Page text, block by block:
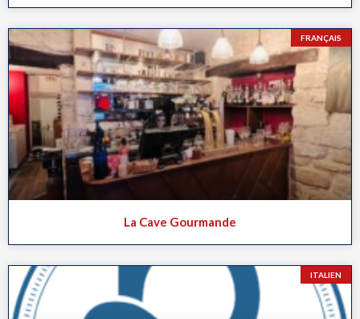
FRANÇAIS
La Cave Gourmande
ITALIEN